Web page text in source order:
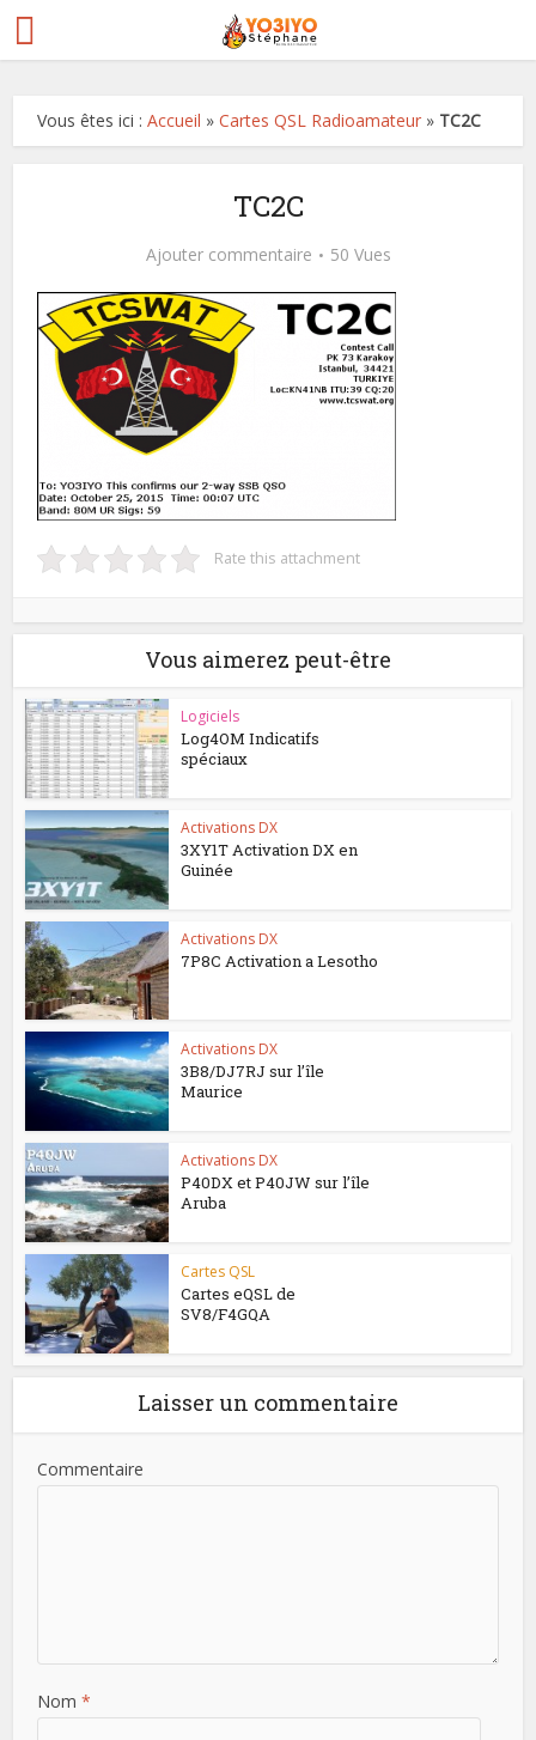
Vous êtes ici :Accueil »Cartes QSL Radioamateur » TC2C
TC2C
Ajouter commentaire 50 Vues
Rate this attachment
Vous aimerez peut-être
Logiciels
Log4OM Indicatifs
spéciaux
Activations DX
3XY1T Activation DX en
Guinée
Activations DX
7P8C Activation a Lesotho
Activations DX
3B8/DJ7RJ sur l’île
Maurice
Activations DX
P40DX et P40JW sur l’île
Aruba
Cartes QSL
Cartes eQSL de
SV8/F4GQA
Laisser un commentaire
Commentaire
Nom *